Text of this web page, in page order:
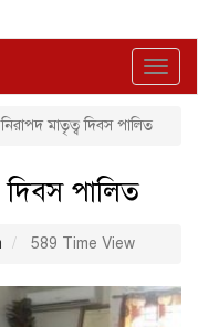
মাতৃত্ব দিবস পালিত
দিবস পালিত
589 Time View